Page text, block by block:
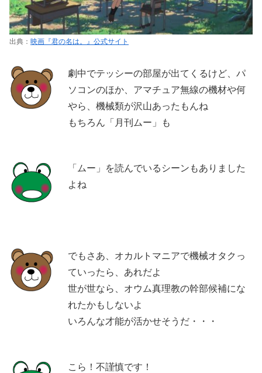
出典： 映画『君の名は。』公式サイト
劇中でテッシーの部屋が出てくるけど、パ
ソコンのほか、アマチュア無線の機材や何
やら、機械類が沢山あったもんね
もちろん「月刊ムー」も
「ムー」を読んでいるシーンもありました
よね
でもさあ、オカルトマニアで機械オタクっ
ていったら、あれだよ
世が世なら、オウム真理教の幹部候補にな
れたかもしないよ
いろんな才能が活かせそうだ・・・
こら！不謹慎です！